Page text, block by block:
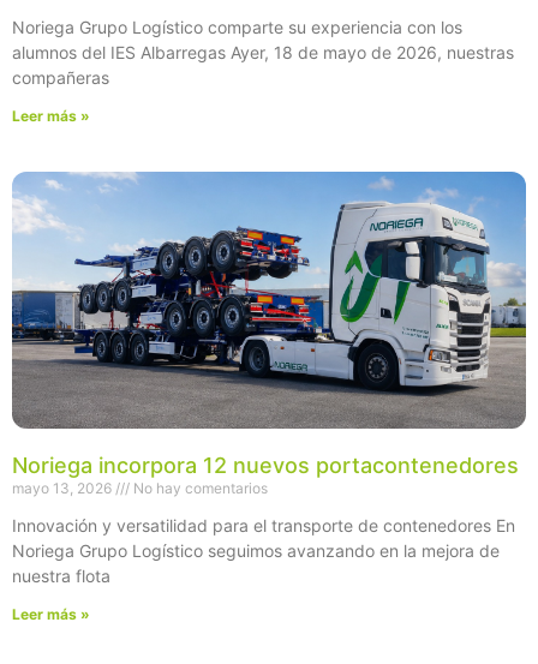
Noriega Grupo Logístico comparte su experiencia con los
alumnos del IES Albarregas Ayer, 18 de mayo de 2026, nuestras
compañeras
Leer más »
Noriega incorpora 12 nuevos portacontenedores
mayo 13, 2026 No hay comentarios
Innovación y versatilidad para el transporte de contenedores En
Noriega Grupo Logístico seguimos avanzando en la mejora de
nuestra flota
Leer más »